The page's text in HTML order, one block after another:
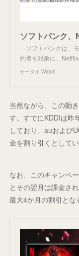
ソフトバンクは、
約者を対象に、
ケータイ Watch
当然ながら、この動
す。すでにKDDIは昨
しており、auおよび
金を割り引くとしてい
なお、このキャンペ
とその翌月は課金さ
最大4か月の割引とな